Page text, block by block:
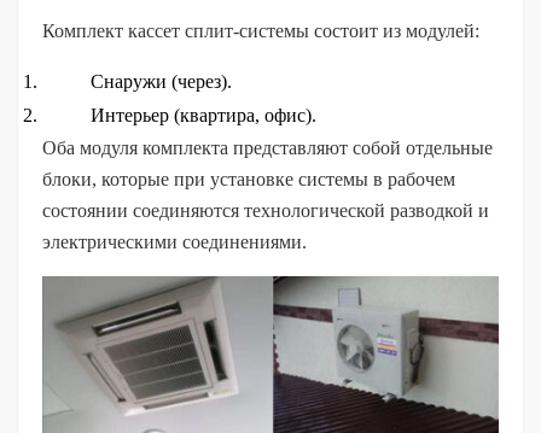
Комплект кассет сплит-системы состоит из модулей:
Снаружи (через).
Интерьер (квартира, офис).
Оба модуля комплекта представляют собой отдельные
блоки, которые при установке системы в рабочем
состоянии соединяются технологической разводкой и
электрическими соединениями.